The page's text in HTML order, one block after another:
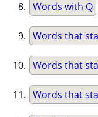
Words with Q
Words that
Words that
Words that